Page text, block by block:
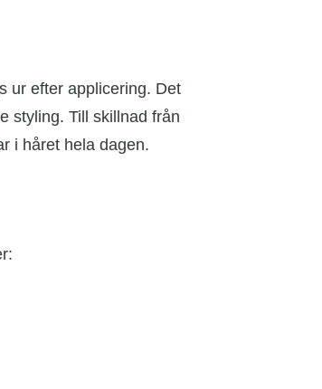
ur efter applicering. Det
styling. Till skillnad från
i håret hela dagen.